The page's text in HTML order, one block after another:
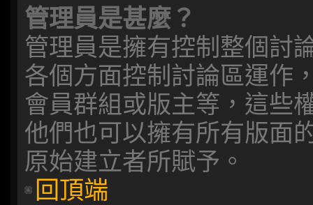
管理員是甚麼？
管理員是擁有控制整個討
各個方面控制討論區運作
會員群組或版主等，這些
他們也可以擁有所有版面
原始建立者所賦予。
回頂端